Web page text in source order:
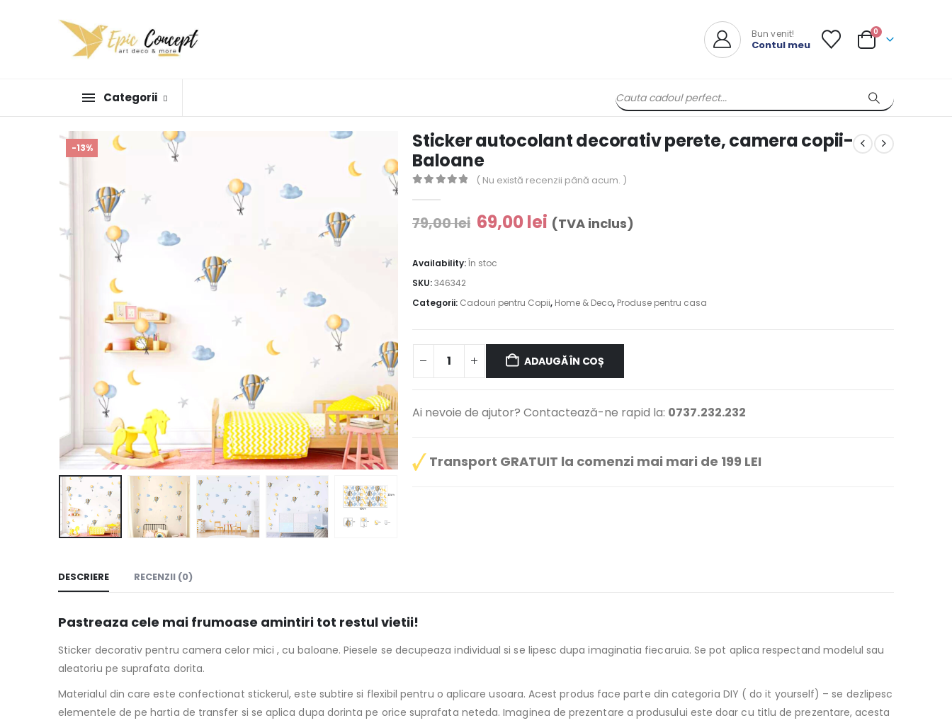
Bun venit!
Contul meu
0
Categorii
-13%
Sticker autocolant decorativ perete, camera copii-
Baloane
( Nu există recenzii până acum. )
79,00lei 69,00 lei (TVA inclus)
Availability:În stoc
SKU:346342
Categorii: Cadouri pentru Copii, Home & Deco, Produse pentru casa
ADAUGĂ ÎN COȘ
Ai nevoie de ajutor? Contactează-ne rapid la: 0737.232.232
Transport GRATUIT la comenzi mai mari de 199 LEI
DESCRIERE RECENZII (0)
Pastreaza cele mai frumoase amintiri tot restul vietii!
Sticker decorativ pentru camera celor mici , cu baloane. Piesele se decupeaza individual si se lipesc dupa imaginatia fiecaruia. Se pot aplica respectand modelul sau
aleatoriu pe suprafata dorita.
Materialul din care este confectionat stickerul, este subtire si flexibil pentru o aplicare usoara. Acest produs face parte din categoria DIY ( do it yourself) – se dezlipesc
elementele de pe hartia de transfer si se aplica dupa dorinta pe orice suprafata neteda. Imaginea de prezentare a produsului este doar cu titlu de prezentare, acesta